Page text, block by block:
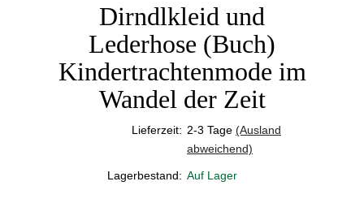
Dirndlkleid und
Lederhose (Buch)
Kindertrachtenmode im
Wandel der Zeit
Lieferzeit: 2-3 Tage (Ausland
abweichend)
Lagerbestand: Auf Lager